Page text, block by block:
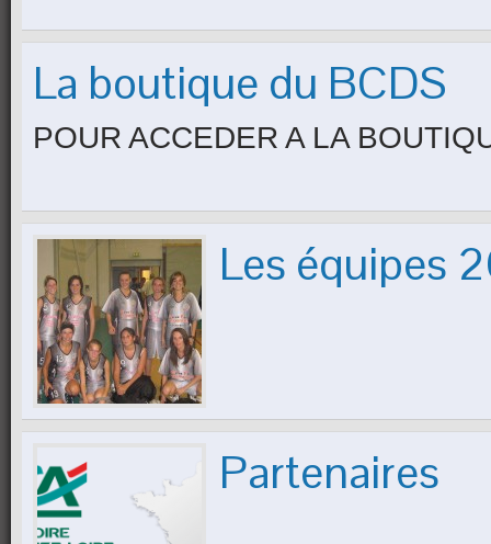
La boutique du BCDS
POUR ACCEDER A LA
Les équipes
Partenaires